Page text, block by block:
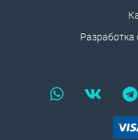
Разработка